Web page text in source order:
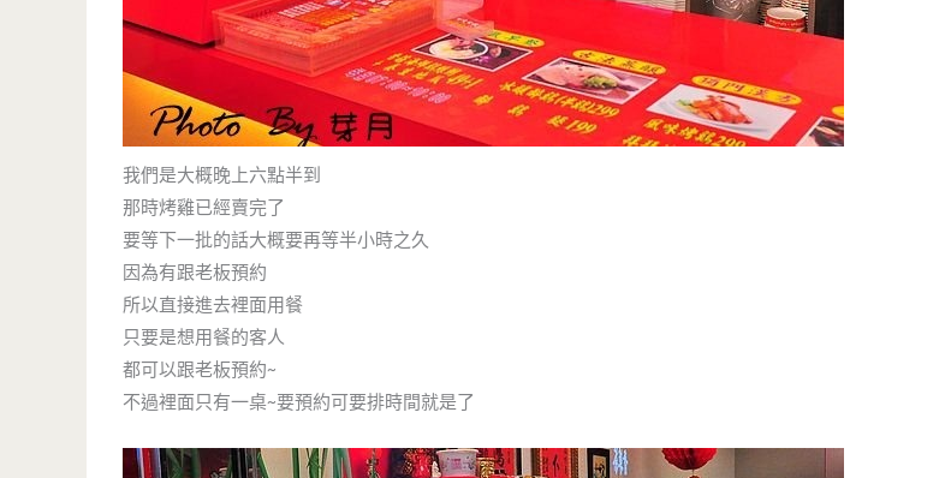
我們是大概晚上六點半到
那時烤雞已經賣完了
要等下一批的話大概要再等半小時之久
因為有跟老板預約
所以直接進去裡面用餐
只要是想用餐的客人
都可以跟老板預約~
不過裡面只有一桌~要預約可要排時間就是了